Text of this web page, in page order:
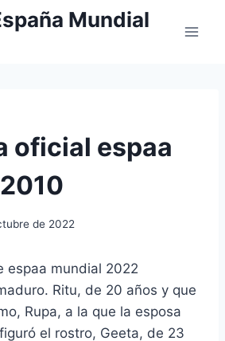
Mundial
oficial espaa
de 2022
Ritu, de 20 años y que
Rupa, a la que la esposa
el rostro, Geeta, de 23